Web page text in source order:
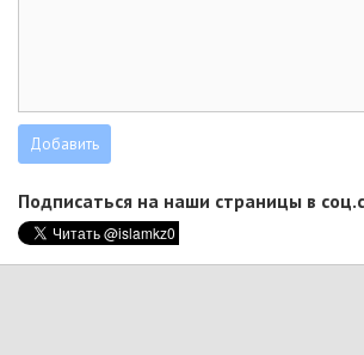
Подписаться на наши страницы в